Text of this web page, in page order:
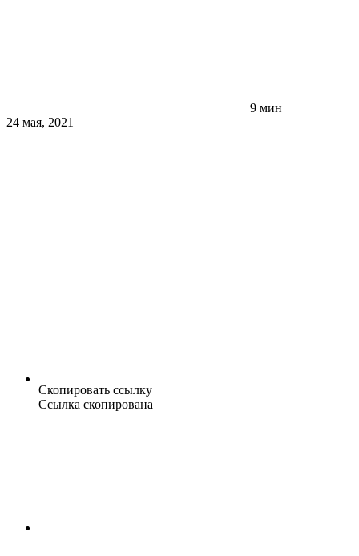
9 мин
24 мая, 2021
Скопировать ссылку
Ссылка скопирована